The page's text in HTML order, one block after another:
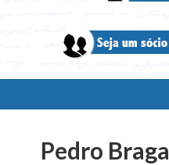
Pedro Braga